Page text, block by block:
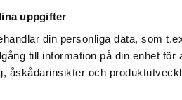
uppgifter
din personliga data, som
till information på din enhet
åskådarinsikter och
Skellefteå AIK
Djurgårdens IF
Fargo Force
Färjestad BK
Aspe, Djurgårdens IF